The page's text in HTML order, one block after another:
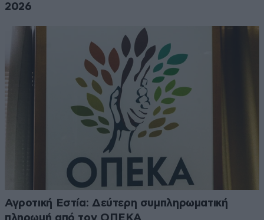
2026
Αγροτική Εστία: Δεύτερη συμπληρωματική